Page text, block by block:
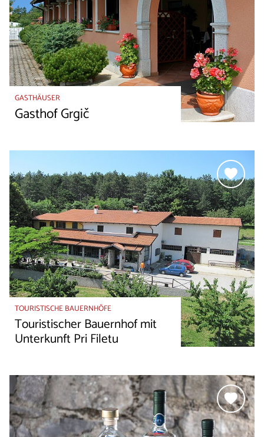
GASTHÄUSER
Gasthof Grgič
TOURISTISCHE BAUERNHÖFE
Touristischer Bauernhof mit
Unterkunft Pri Filetu